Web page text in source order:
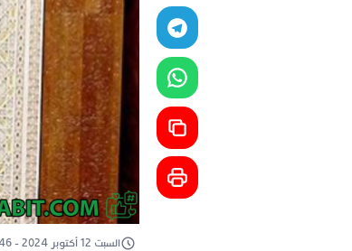
السبت 12 أكتوبر 2024 - 13:46